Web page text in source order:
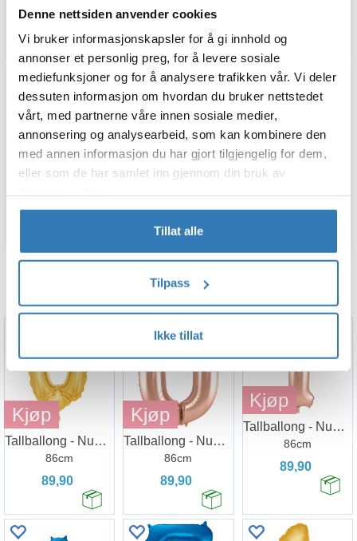
Denne nettsiden anvender cookies
Vi bruker informasjonskapsler for å gi innhold og
annonser et personlig preg, for å levere sosiale
mediefunksjoner og for å analysere trafikken vår. Vi deler
dessuten informasjon om hvordan du bruker nettstedet
vårt, med partnerne våre innen sosiale medier,
annonsering og analysearbeid, som kan kombinere den
med annen informasjon du har gjort tilgjengelig for dem,
eller som de har samlet inn gjennom din bruk av
Tillat alle
Tilpass
Ikke tillat
Bokstavballong Folieballong
Tallballong
Trykk Her For Flere Tallballonger
Kjøp
Tallballong - Nummer 0 - Gull
86cm
89,90
Kjøp
Tallballong - Nummer 0 - Rosegull
86cm
89,90
Kjøp
Tallballong - Nummer 1 - Rosegull
86cm
89,90